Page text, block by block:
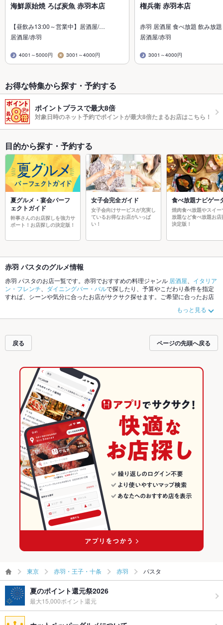
海鮮原始焼 ろば炭魚 赤羽本店
【昼飲み13:00～営業中】居酒屋/…
居酒屋/赤羽
4001～5000円 3001～4000円
権兵衛 赤羽本店
赤羽 居酒屋 食べ放題 飲み放
居酒屋/赤羽
3001～4000円
お得な特集から探す・予約する
ポイントプラスで最大8倍
対象日時のネット予約でポイントが最大8倍たまるお店はこちら！
目的から探す・予約する
夏グルメ・宴会パーフ
ェクトガイド
幹事さんのお店探しを強力サ
ポート！お店探しの決定版！
女子会完全ガイド
女子会向けサービスが充実し
ているお得なお店がいっぱ
い！
食べ放題ナビゲー
焼肉食べ放題やスイー
放題など食べ放題お店
決定版！
赤羽 パスタのグルメ情報
赤羽 パスタのお店一覧です。赤羽でおすすめの料理ジャンル 居酒屋
イタリア
ン・フレンチ
ダイニングバー・バルで探したり、予算やこだわり条件を指定
すれば、シーンや気分に合ったお店がサクサク探せます。ご希望に合ったお店
ださい。ホットペッパーグルメなら、お得なクーポンはもちろん、こだわりメ
ニューからあげ、お茶漬け、馬刺しや季節のおすすめ料理など、お店の最新情
店も拡大中です。友達どうしの飲み会にも、会社の宴会にも、デートやパーテ
ィーにもお得に便利にホットペッパーグルメをご利用ください。
もっと見る
戻る ページの先頭へ戻る
東京 赤羽・王子・十条 赤羽 パスタ
夏のポイント還元祭2026
最大15,000ポイント還元